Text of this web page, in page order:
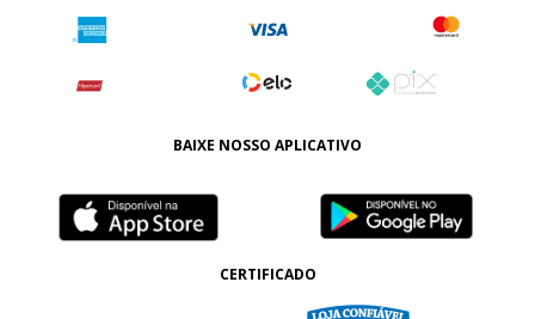
BAIXE NOSSO APLICATIVO
CERTIFICADO